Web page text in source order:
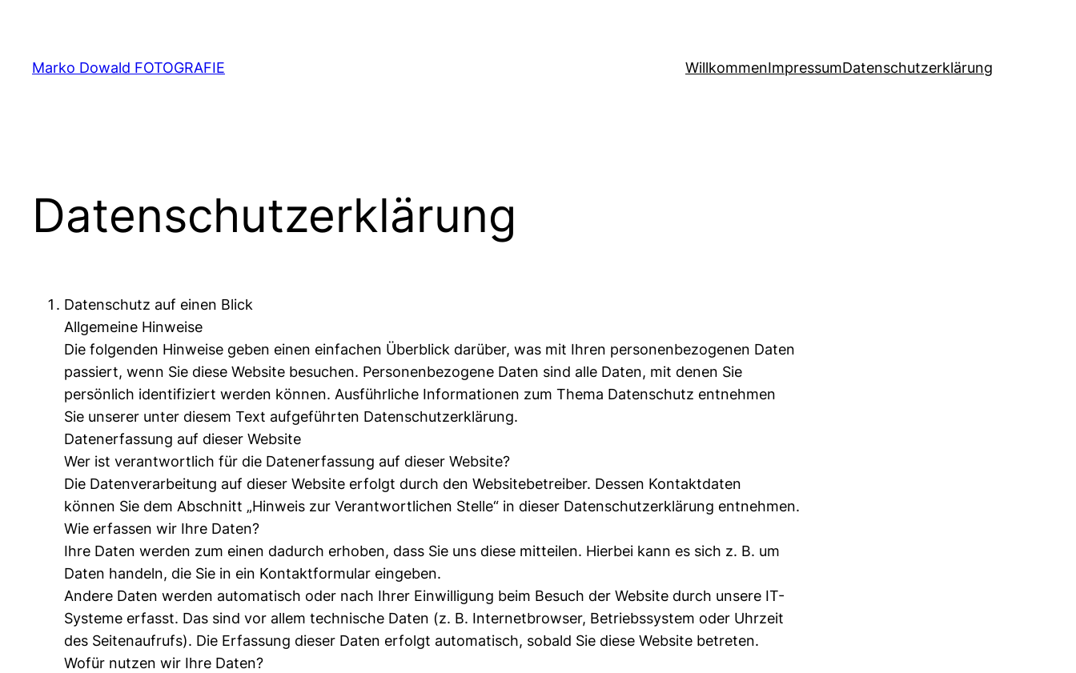
springen
Marko Dowald FOTOGRAFIE WillkommenImpressumDatenschutzerklärung
Datenschutzerklärung
Datenschutz auf einen Blick
Allgemeine Hinweise
Die folgenden Hinweise geben einen einfachen Überblick darüber, was mit Ihren personenbezogenen Daten
passiert, wenn Sie diese Website besuchen. Personenbezogene Daten sind alle Daten, mit denen Sie
persönlich identifiziert werden können. Ausführliche Informationen zum Thema Datenschutz entnehmen
Sie unserer unter diesem Text aufgeführten Datenschutzerklärung.
Datenerfassung auf dieser Website
Wer ist verantwortlich für die Datenerfassung auf dieser Website?
Die Datenverarbeitung auf dieser Website erfolgt durch den Websitebetreiber. Dessen Kontaktdaten
können Sie dem Abschnitt „Hinweis zur Verantwortlichen Stelle“ in dieser Datenschutzerklärung entnehmen.
Wie erfassen wir Ihre Daten?
Ihre Daten werden zum einen dadurch erhoben, dass Sie uns diese mitteilen. Hierbei kann es sich z. B. um
Daten handeln, die Sie in ein Kontaktformular eingeben.
Andere Daten werden automatisch oder nach Ihrer Einwilligung beim Besuch der Website durch unsere IT-
Systeme erfasst. Das sind vor allem technische Daten (z. B. Internetbrowser, Betriebssystem oder Uhrzeit
des Seitenaufrufs). Die Erfassung dieser Daten erfolgt automatisch, sobald Sie diese Website betreten.
Wofür nutzen wir Ihre Daten?